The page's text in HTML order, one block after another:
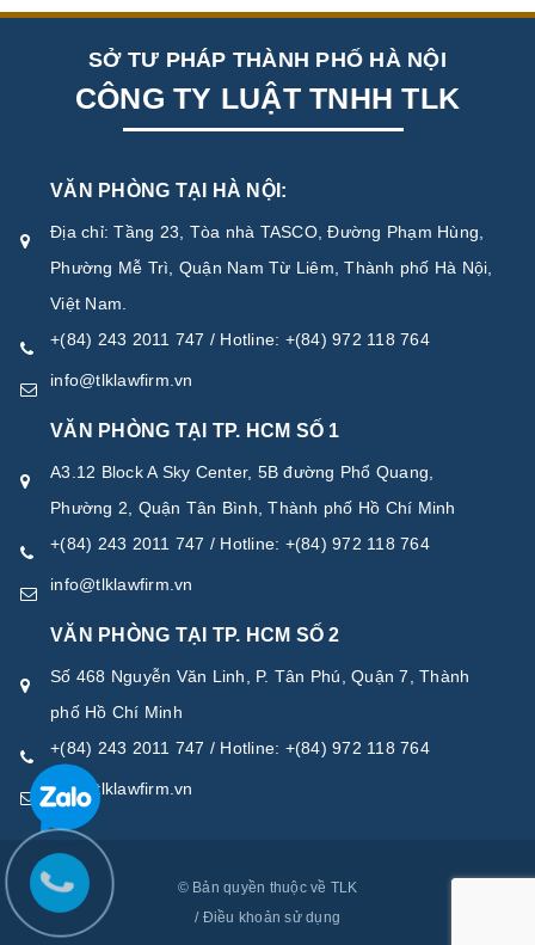
SỞ TƯ PHÁP THÀNH PHỐ HÀ NỘI
CÔNG TY LUẬT TNHH TLK
VĂN PHÒNG TẠI HÀ NỘI:
Địa chỉ: Tầng 23, Tòa nhà TASCO, Đường Phạm Hùng,
Phường Mễ Trì, Quận Nam Từ Liêm, Thành phố Hà Nội,
Việt Nam.
+(84) 243 2011 747 / Hotline: +(84) 972 118 764
info@tlklawfirm.vn
VĂN PHÒNG TẠI TP. HCM SỐ 1
A3.12 Block A Sky Center, 5B đường Phổ Quang,
Phường 2, Quận Tân Bình, Thành phố Hồ Chí Minh
+(84) 243 2011 747 / Hotline: +(84) 972 118 764
info@tlklawfirm.vn
VĂN PHÒNG TẠI TP. HCM SỐ 2
Số 468 Nguyễn Văn Linh, P. Tân Phú, Quận 7, Thành
phố Hồ Chí Minh
+(84) 243 2011 747 / Hotline: +(84) 972 118 764
info@tlklawfirm.vn
© Bản quyền thuộc về TLK
/ Điều khoản sử dụng